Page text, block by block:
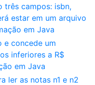
três campos: isbn,
estar em um arquivo
em Java
e concede um
inferiores a R$
em Java
ler as notas n1 e n2